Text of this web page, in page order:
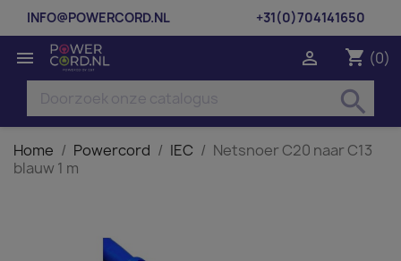
INFO@POWERCORD.NL +31(0)704141650
 shopping_cart (0)

search
Home Powercord IEC
Netsnoer C20 naar C13
blauw 1 m